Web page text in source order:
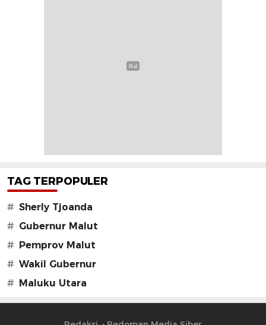
TAG TERPOPULER
# Sherly Tjoanda
# Gubernur Malut
# Pemprov Malut
# Wakil Gubernur
# Maluku Utara